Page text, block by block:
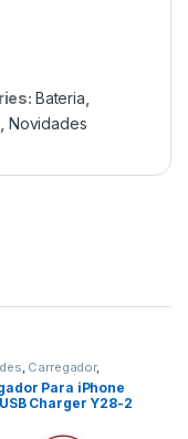
Bateria
Novidades
, Carregador,
& Acessórios
Para iPhone
Charger Y28-2